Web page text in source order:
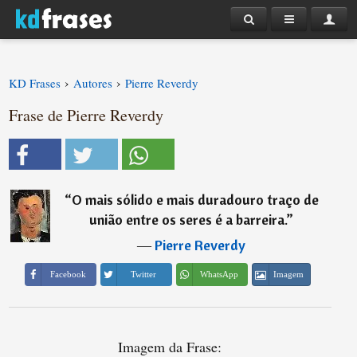
KD Frases › Autores › Pierre Reverdy
Frase de Pierre Reverdy
“O mais sólido e mais duradouro traço de
união entre os seres é a barreira.”
―Pierre Reverdy
Facebook Twitter WhatsApp Imagem
Imagem da Frase: